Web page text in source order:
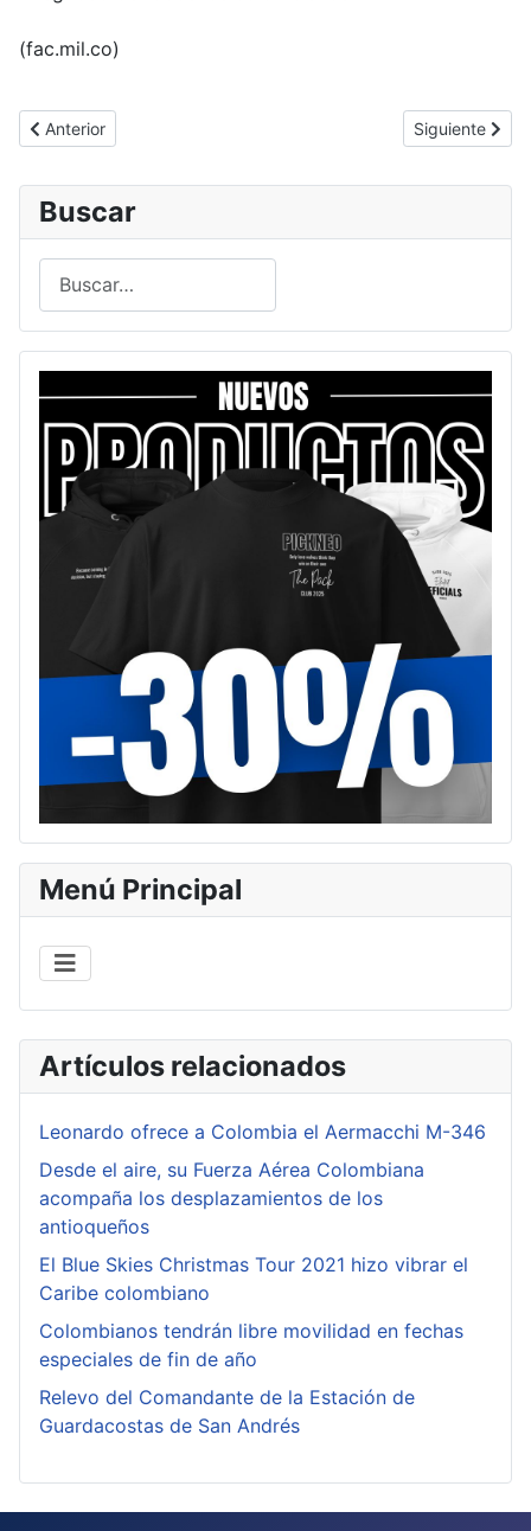
(fac.mil.co)
Artículo anterior: Misiones perifoneo aéreo son realizadas en
Anterior Artículo
Siguiente
Buscar
Menú Principal
Artículos relacionados
Leonardo ofrece a Colombia el Aermacchi M-346
Desde el aire, su Fuerza Aérea Colombiana
acompaña los desplazamientos de los
antioqueños
El Blue Skies Christmas Tour 2021 hizo vibrar el
Caribe colombiano
Colombianos tendrán libre movilidad en fechas
especiales de fin de año
Relevo del Comandante de la Estación de
Guardacostas de San Andrés